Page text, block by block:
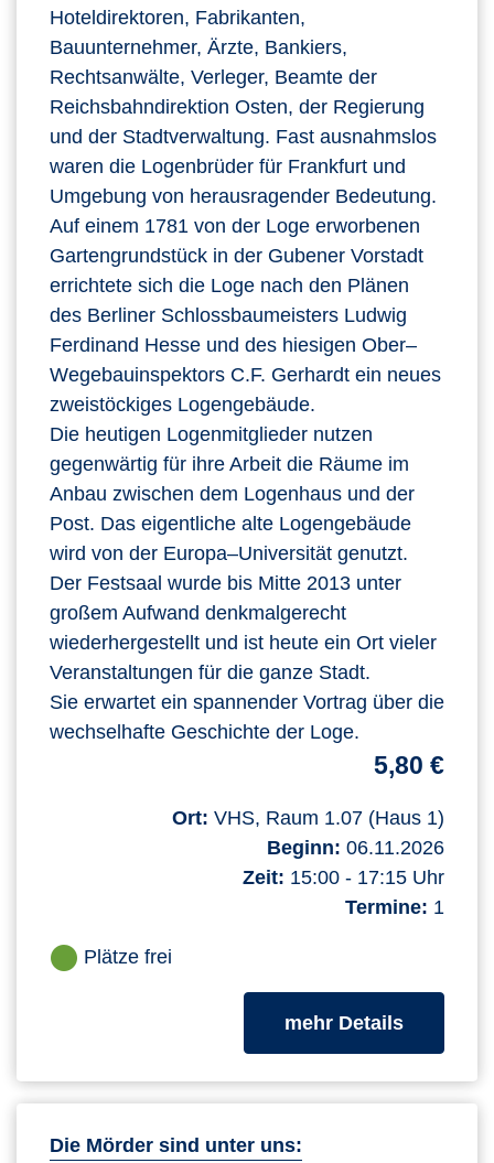
Hoteldirektoren, Fabrikanten,
Bauunternehmer, Ärzte, Bankiers,
Rechtsanwälte, Verleger, Beamte der
Reichsbahndirektion Osten, der Regierung
und der Stadtverwaltung. Fast ausnahmslos
waren die Logenbrüder für Frankfurt und
Umgebung von herausragender Bedeutung.
Auf einem 1781 von der Loge erworbenen
Gartengrundstück in der Gubener Vorstadt
errichtete sich die Loge nach den Plänen
des Berliner Schlossbaumeisters Ludwig
Ferdinand Hesse und des hiesigen Ober–
Wegebauinspektors C.F. Gerhardt ein neues
zweistöckiges Logengebäude.
Die heutigen Logenmitglieder nutzen
gegenwärtig für ihre Arbeit die Räume im
Anbau zwischen dem Logenhaus und der
Post. Das eigentliche alte Logengebäude
wird von der Europa–Universität genutzt.
Der Festsaal wurde bis Mitte 2013 unter
großem Aufwand denkmalgerecht
wiederhergestellt und ist heute ein Ort vieler
Veranstaltungen für die ganze Stadt.
Sie erwartet ein spannender Vortrag über die
wechselhafte Geschichte der Loge.
5,80 €
Ort: VHS, Raum 1.07 (Haus 1)
Beginn: 06.11.2026
Zeit: 15:00 - 17:15 Uhr
Termine: 1
Plätze frei
mehr Detailszum
Die Mörder sind unter uns: